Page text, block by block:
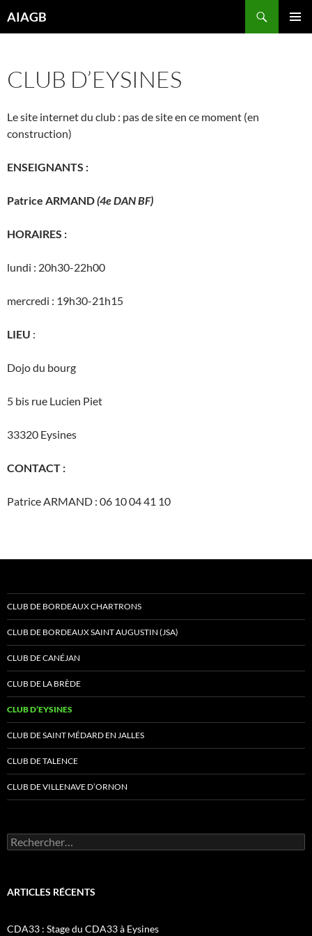
auAIAGB
CLUB D’EYSINES
Le site internet du club : pas de site en ce moment (en
construction)
ENSEIGNANTS :
Patrice ARMAND(4e DAN BF)
HORAIRES :
lundi : 20h30-22h00
mercredi : 19h30-21h15
LIEU :
Dojo du bourg
5 bis rue Lucien Piet
33320 Eysines
CONTACT :
Patrice ARMAND : 06 10 04 41 10
CLUB DE BORDEAUX CHARTRONS
CLUB DE BORDEAUX SAINT AUGUSTIN (JSA)
CLUB DE CANÉJAN
CLUB DE LA BRÈDE
CLUB D’EYSINES
CLUB DE SAINT MÉDARD EN JALLES
CLUB DE TALENCE
CLUB DE VILLENAVE D’ORNON
Rechercher :
ARTICLES RÉCENTS
CDA33 : Stage du CDA33 à Eysines